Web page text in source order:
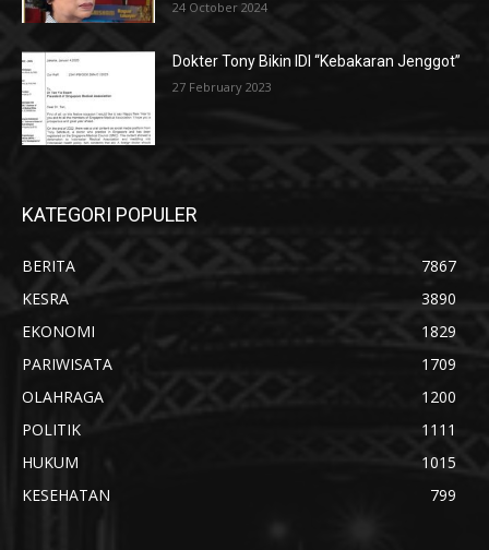
24 October 2024
Dokter Tony Bikin IDI “Kebakaran Jenggot”
27 February 2023
KATEGORI POPULER
BERITA
7867
KESRA
3890
EKONOMI
1829
PARIWISATA
1709
OLAHRAGA
1200
POLITIK
1111
HUKUM
1015
KESEHATAN
799